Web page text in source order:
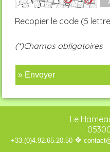
Recopier le code (5
(*)Champs obligatoires
» Envoyer
Le
+33.(0)4.92.65.20.50 ❖